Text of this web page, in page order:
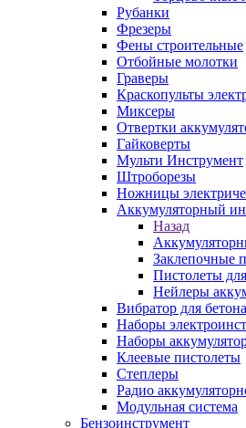
Рубанки
Фрезеры
Фены строительные
Отбойные молотки
Граверы
Краскопульты
Миксеры
Отвертки
Гайковерты
Мульти Инструмент
Штроборезы
Ножницы
Аккумуляторный
Назад
Заклепочные
Пистолеты
Нейлеры
Вибратор для бетона
Наборы
Наборы
Клеевые пистолеты
Степлеры
Радио
Модульная система
Бензоинструмент